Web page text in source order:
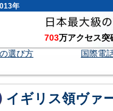
年
703万アクセス
選び方 国際電
イギリス領ヴァ